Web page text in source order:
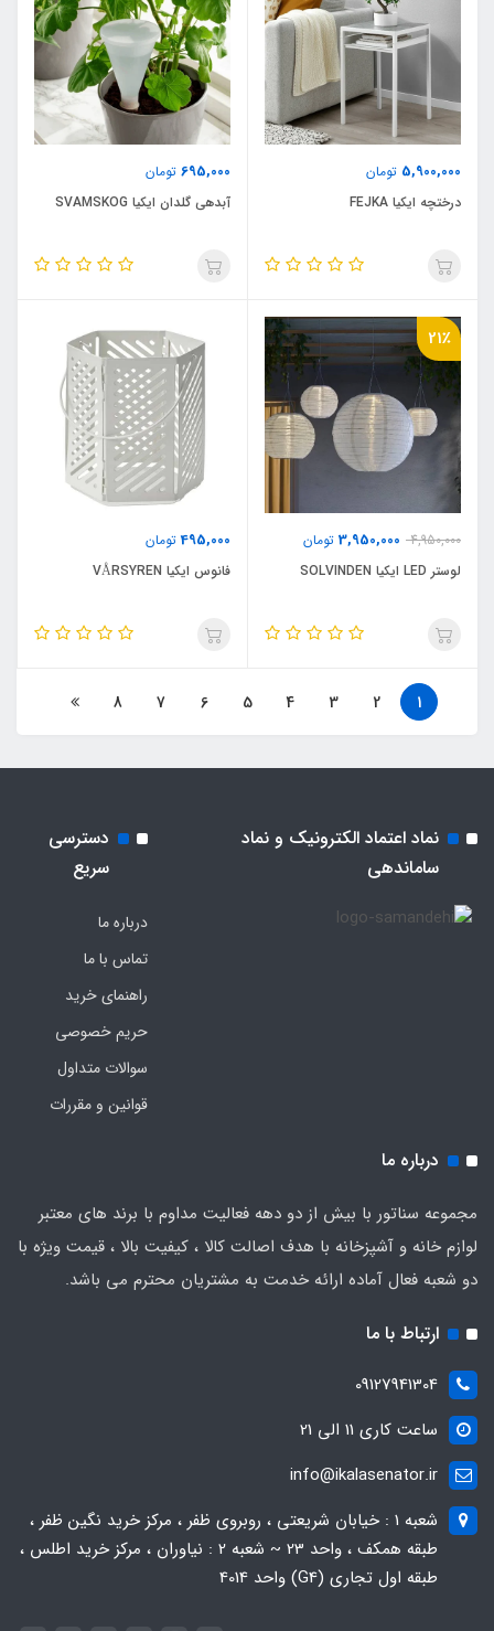
5,900,000 تومان
درختچه ایکیا FEJKA
695,000 تومان
آبدهی گلدان ایکیا SVAMSKOG
21٪
4,950,000
3,950,000 تومان
لوستر LED ایکیا SOLVINDEN
495,000تومان
فانوس ایکیا VÅRSYREN
1
2
3
4
5
6
7
8
نماد اعتماد الکترونیک و نماد
ساماندهی
دسترسی
سریع
درباره ما
تماس با ما
راهنمای خرید
حریم خصوصی
سوالات متداول
قوانین و مقررات
درباره ما
مجموعه سناتور با بیش از دو دهه فعالیت مداوم با برند های معتبر
لوازم خانه و آشپزخانه با هدف اصالت کالا ، کیفیت بالا ، قیمت ویژه با
دو شعبه فعال آماده ارائه خدمت به مشتریان محترم می باشد.
ارتباط با ما
09127941304
ساعت کاری 11 الی 21
info@ikalasenator.ir
شعبه 1 : خیابان شریعتی ، روبروی ظفر ، مرکز خرید نگین ظفر ،
طبقه همکف ، واحد 23 ~ شعبه 2 : نیاوران ، مرکز خرید اطلس ،
طبقه اول تجاری (G4) واحد 4014